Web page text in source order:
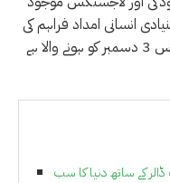
انسانی امداد فراہم کی
جا سکے۔ ڈونرز کی اسٹیئرنگ کمیٹی کا اجلاس 3 دسمبر کو ہونے والا ہے
شاہی خاندان 1.4 کھرب ڈالر کے ساتھ دنیا کا سب